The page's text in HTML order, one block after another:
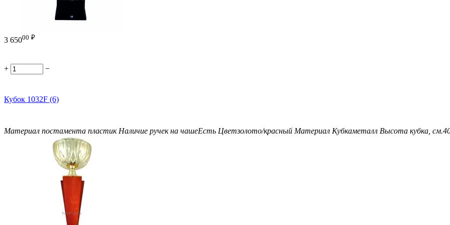
3 65000 ₽
+ −
Кубок 1032F (6)
Материал постамента пластик Наличие ручек на чашеЕсть Цветзолото/красный Материал Кубкаметалл Высота кубка, см.